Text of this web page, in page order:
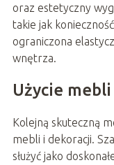
oraz estetyczny
takie jak
ograniczona
wnętrza.
Użycie
Kolejną skuteczną
mebli i dekoracji.
służyć jako